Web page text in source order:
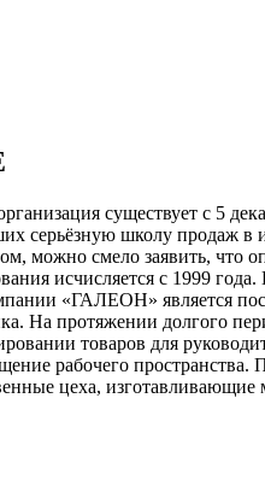
существует с 5
серьёзную школу продаж
можно смело заявить,
исчисляется с 1999
«ГАЛЕОН» является
На протяжении долгого
товаров для
рабочего
цеха, изготавливающие